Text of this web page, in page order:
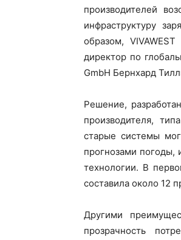
производителей
инфраструктуру
образом,
директор по
GmbH Бернхард
Решение,
производителя,
старые системы
прогнозами погоды,
технологии. В
составила около 12
Другими
прозрачность